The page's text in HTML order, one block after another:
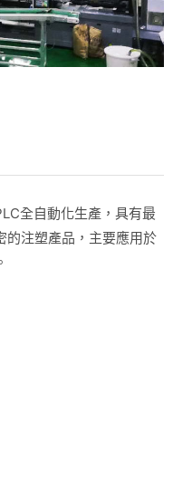
全自動化生產，具有最
的注塑產品，主要應用於